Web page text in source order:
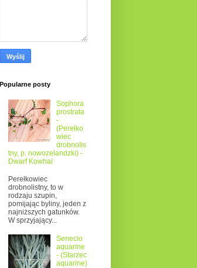
Popularne posty
Sophora
prostrata
-
(Perełko
wiec
drobnolis
tny, p. nowozelandzki) -
Dwarf Kowhai
Perełkowiec
drobnolistny, to w
rodzaju szupin,
pomijając byliny, jeden z
najniższych gatunków.
W sprzyjający...
Senecio
aquarine
- (Starzec
aquarine)